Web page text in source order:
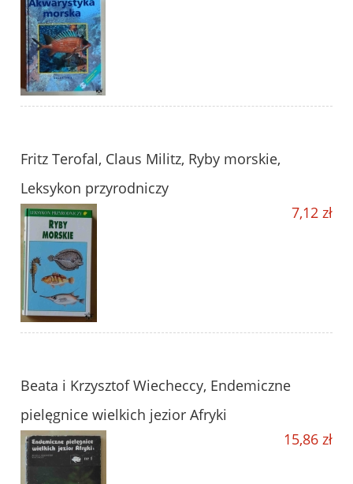
Fritz Terofal, Claus Militz, Ryby morskie,
Leksykon przyrodniczy
7,12 zł
Beata i Krzysztof Wiecheccy, Endemiczne
pielęgnice wielkich jezior Afryki
15,86 zł